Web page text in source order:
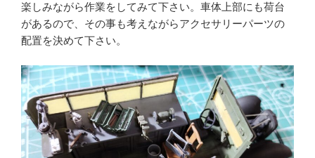
楽しみながら作業をしてみて下さい。車体上部にも荷台
があるので、その事も考えながらアクセサリーパーツの
配置を決めて下さい。